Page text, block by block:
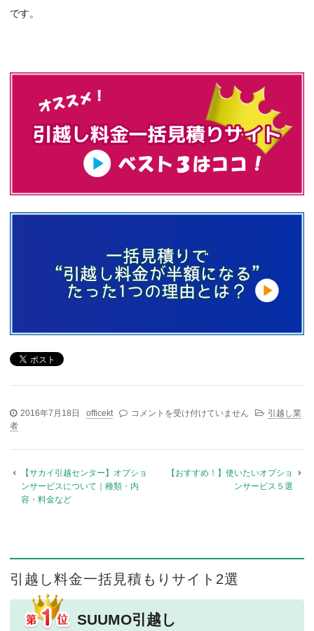
です。
2016年7月18日 officekt
【アート引越センター】オプションサービス
コメントを受け付けていません
引越し業
者
【サカイ引越センター】オプショ
ンサービスについて｜種類・内
容・料金など
【おすすめ！】使いたいオプショ
ンサービス５選
引越し料金一括見積もりサイト2選
SUUMO引越し